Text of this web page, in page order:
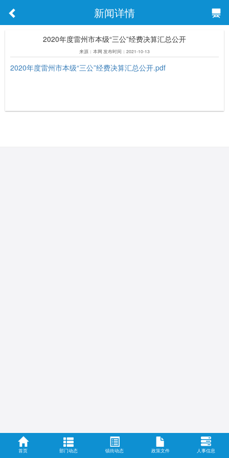
新闻详情
2020年度雷州市本级“三公”经费决算汇总公开
来源：本网 发布时间：2021-10-13
2020年度雷州市本级“三公”经费决算汇总公开.pdf
首页 部门动态 镇街动态 政策文件 人事信息